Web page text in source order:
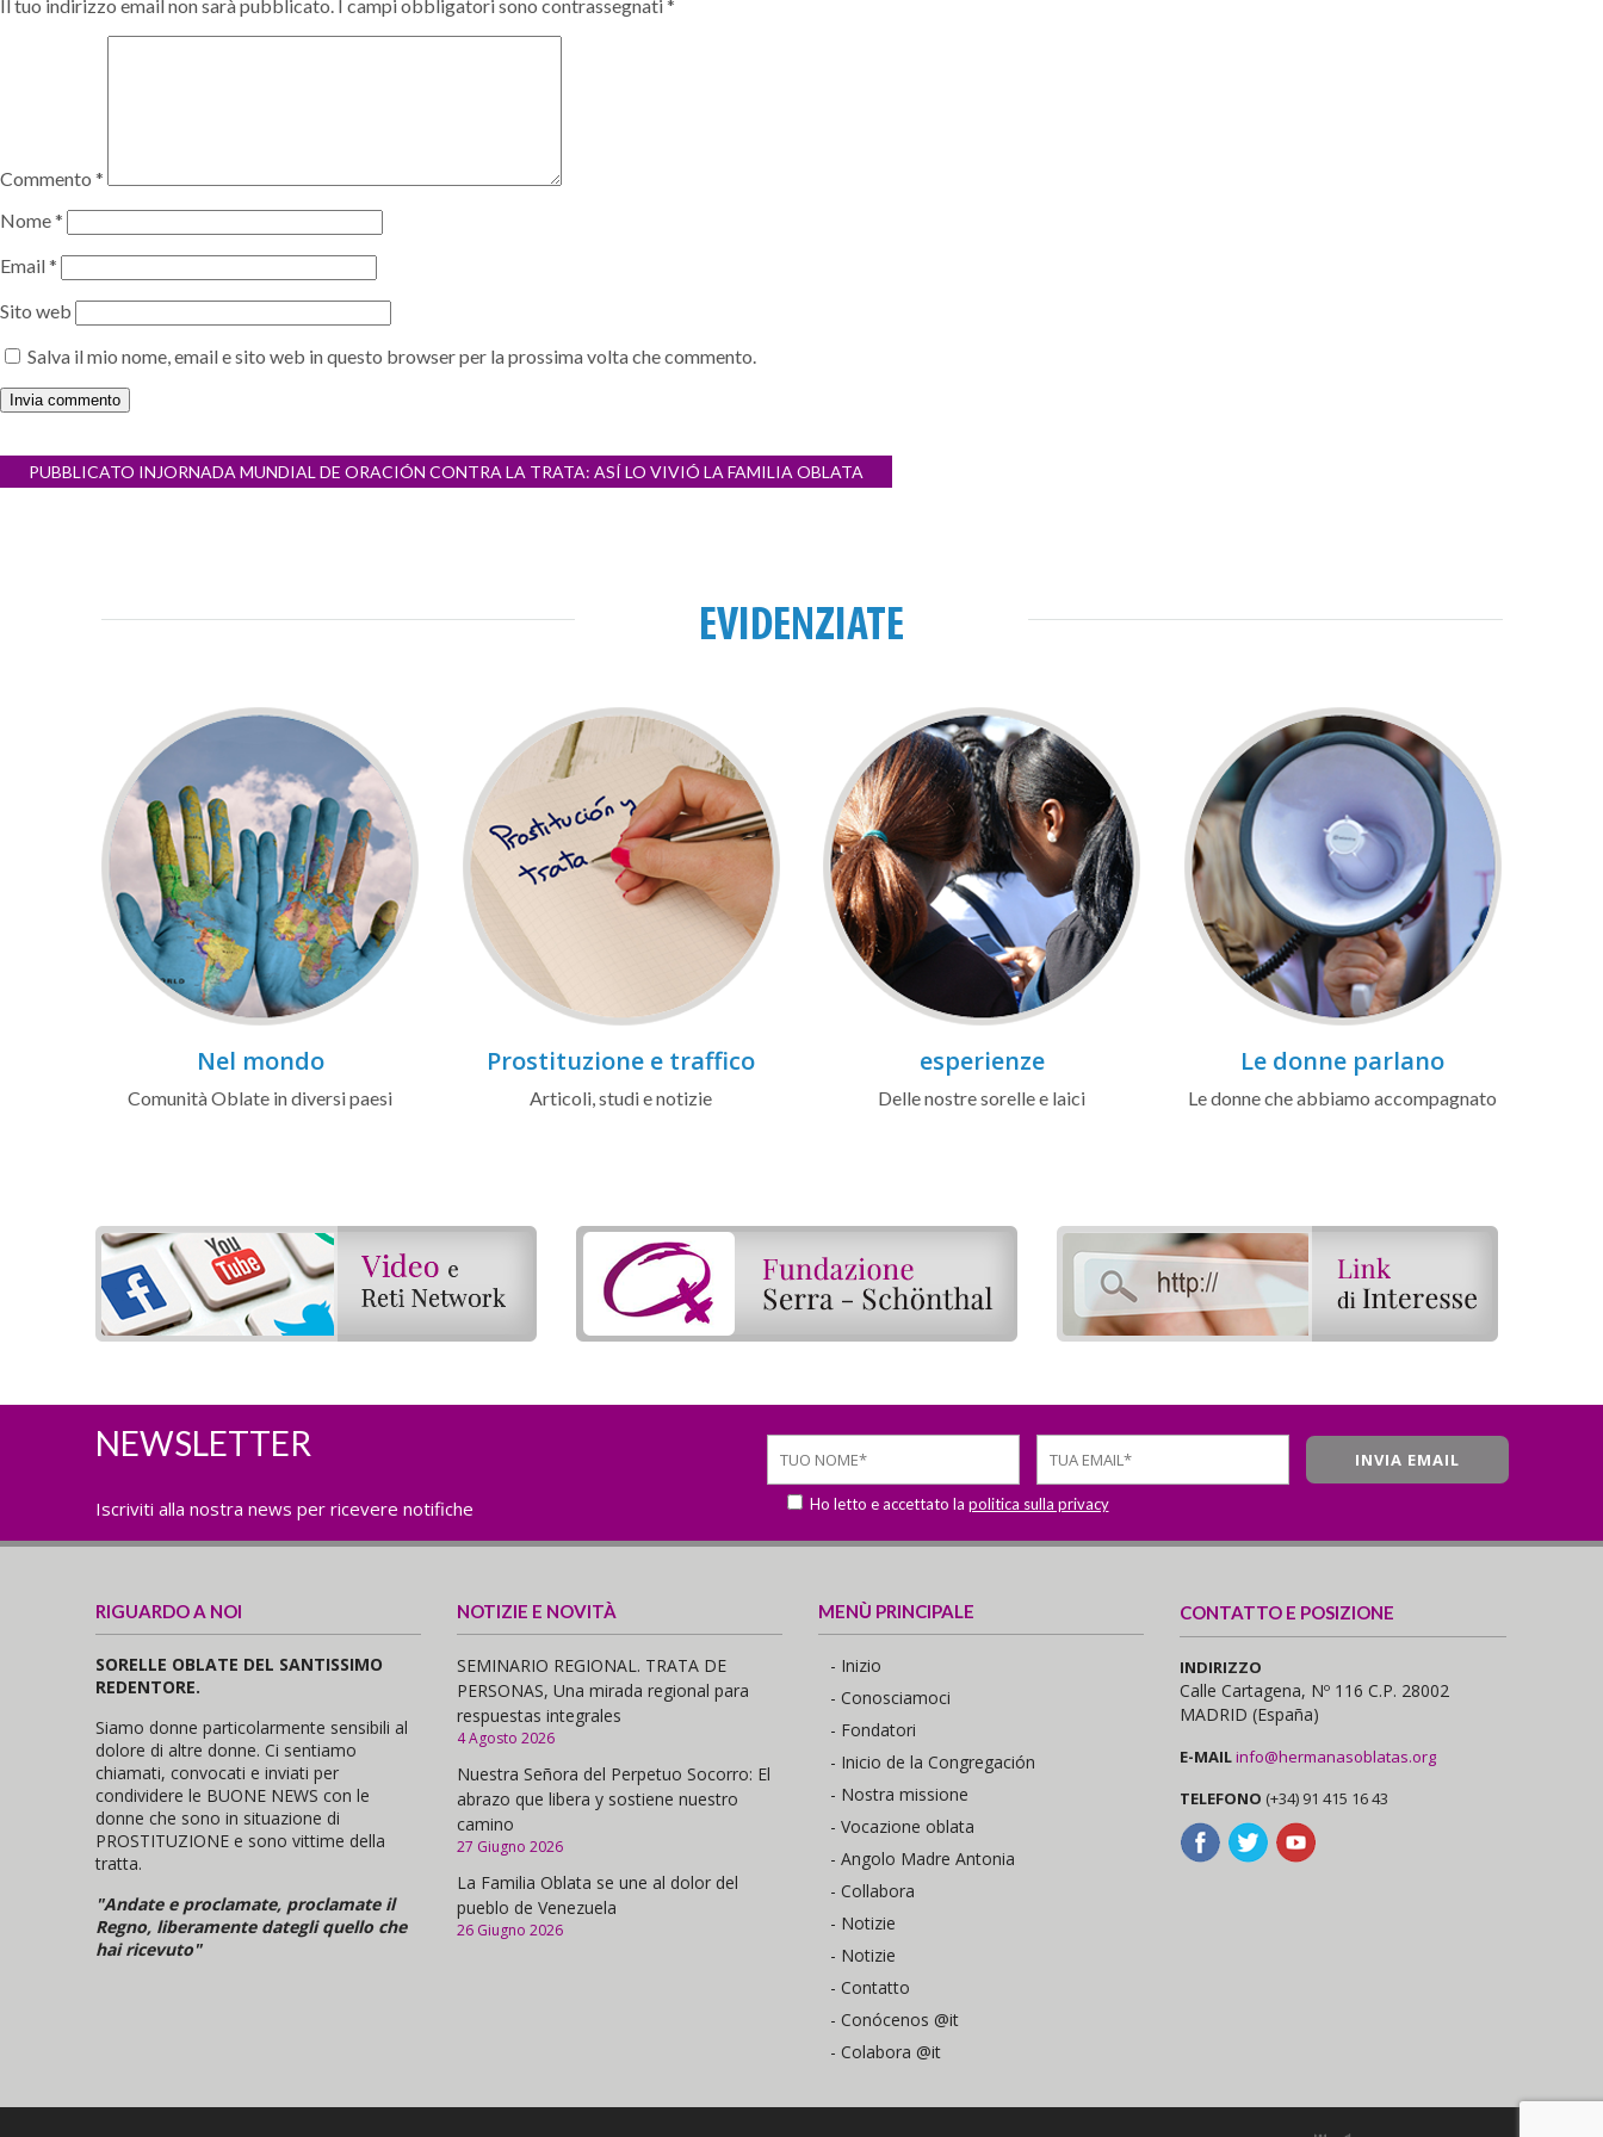
Il tuo indirizzo email non sarà pubblicato. I campi obbligatori sono contrassegnati*
Commento *
Nome*
Email*
Sito web
Salva il mio nome, email e sito web in questo browser per la prossima volta che commento.
Navigazione
articoli
PUBBLICATO INJORNADA MUNDIAL DE ORACIÓN CONTRA LA TRATA: ASÍ LO VIVIÓ LA FAMILIA OBLATA
EVIDENZIATE
Nel mondo
Comunità Oblate in diversi paesi
Prostituzione e traffico
Articoli, studi e notizie
esperienze
Delle nostre sorelle e laici
Le donne parlano
Le donne che abbiamo accompagnato
NEWSLETTER
Iscriviti alla nostra news per ricevere notifiche Ho letto e accettato la politica sulla privacy
RIGUARDO A NOI
SORELLE OBLATE DEL SANTISSIMO
REDENTORE.
Siamo donne particolarmente sensibili al
dolore di altre donne. Ci sentiamo
chiamati, convocati e inviati per
condividere le BUONE NEWS con le
donne che sono in situazione di
PROSTITUZIONE e sono vittime della
tratta.
"Andate e proclamate, proclamate il
Regno, liberamente dategli quello che
hai ricevuto"
NOTIZIE E NOVITÀ
SEMINARIO REGIONAL. TRATA DE
PERSONAS, Una mirada regional para
respuestas integrales
4 Agosto 2026
Nuestra Señora del Perpetuo Socorro: El
abrazo que libera y sostiene nuestro
camino
27 Giugno 2026
La Familia Oblata se une al dolor del
pueblo de Venezuela
26 Giugno 2026
MENÙ PRINCIPALE
- Inizio
- Conosciamoci
- Fondatori
- Inicio de la Congregación
- Nostra missione
- Vocazione oblata
- Angolo Madre Antonia
- Collabora
- Notizie
- Notizie
- Contatto
- Conócenos @it
- Colabora @it
CONTATTO E POSIZIONE
INDIRIZZO
Calle Cartagena, Nº 116 C.P. 28002
MADRID (España)
E-MAILinfo@hermanasoblatas.org
TELEFONO (+34) 91 415 16 43